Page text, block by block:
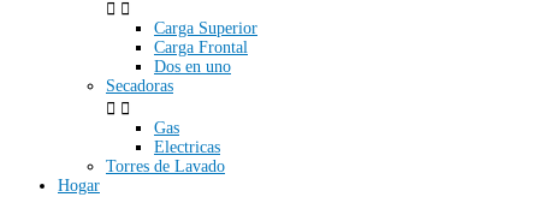
 
Carga Superior
Carga Frontal
Dos en uno
Secadoras
 
Gas
Electricas
Torres de Lavado
Hogar